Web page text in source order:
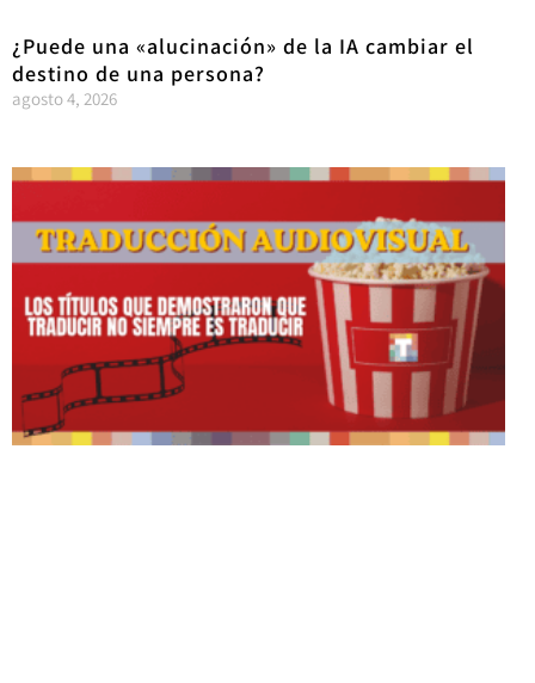
¿Puede una «alucinación» de la IA cambiar el
destino de una persona?
agosto 4, 2026